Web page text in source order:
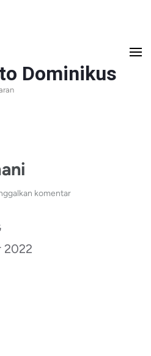
Dominikus
komentar
2022